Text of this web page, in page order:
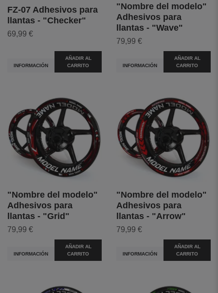
FZ-07 Adhesivos para
llantas - "Checker"
69,99 €
INFORMACIÓN
AÑADIR AL
CARRITO
"Nombre del modelo"
Adhesivos para
llantas - "Wave"
79,99 €
INFORMACIÓN
AÑADIR AL
CARRITO
"Nombre del modelo"
Adhesivos para
llantas - "Grid"
79,99 €
INFORMACIÓN
AÑADIR AL
CARRITO
"Nombre del modelo"
Adhesivos para
llantas - "Arrow"
79,99 €
INFORMACIÓN
AÑADIR AL
CARRITO